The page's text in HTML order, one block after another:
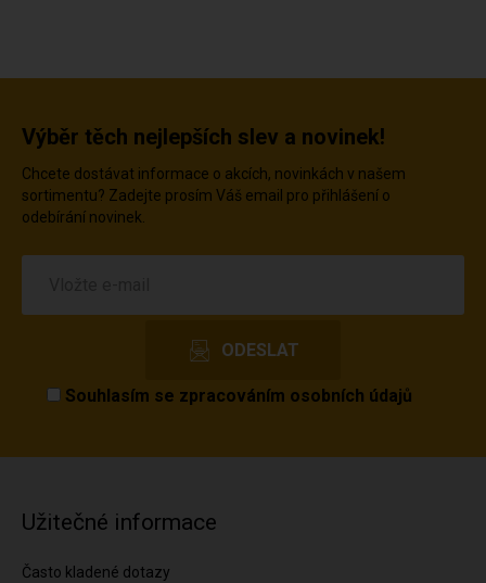
Výběr těch nejlepších slev a novinek!
Chcete dostávat informace o akcích, novinkách v našem
sortimentu? Zadejte prosím Váš email pro přihlášení o
odebírání novinek.
Souhlasím se zpracováním osobních údajů
Užitečné informace
Často kladené dotazy